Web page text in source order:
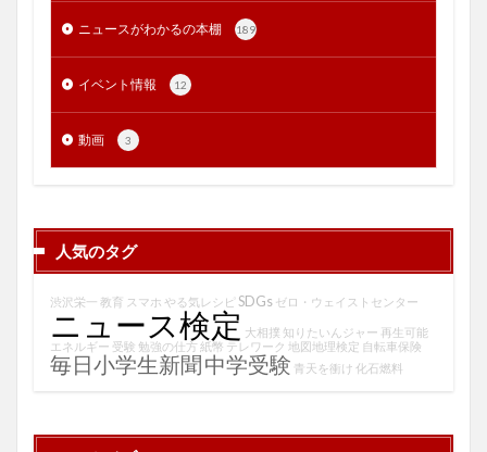
ニュースがわかるの本棚 189
イベント情報 12
動画 3
人気のタグ
渋沢栄一 教育 スマホ やる気レシピ SDGs ゼロ・ウェイストセンター
ニュース検定 大相撲 知りたいんジャー 再生可能
エネルギー 受験 勉強の仕方 紙幣 テレワーク 地図地理検定 自転車保険
毎日小学生新聞中学受験 青天を衝け 化石燃料